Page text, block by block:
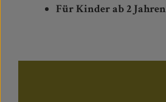
Für Kinder ab 2 Jahren